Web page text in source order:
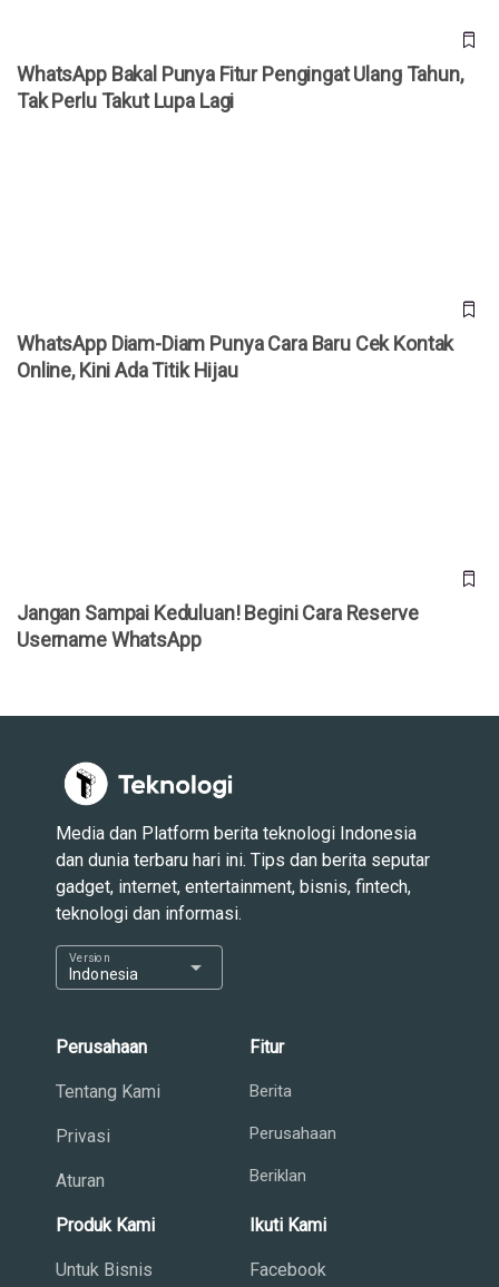
WhatsApp Bakal Punya Fitur Pengingat Ulang Tahun,
Tak Perlu Takut Lupa Lagi
WhatsApp Diam-Diam Punya Cara Baru Cek Kontak
Online, Kini Ada Titik Hijau
Jangan Sampai Keduluan! Begini Cara Reserve
Username WhatsApp
Media dan Platform berita teknologi Indonesia
dan dunia terbaru hari ini. Tips dan berita seputar
gadget, internet, entertainment, bisnis, fintech,
teknologi dan informasi.
Indonesia
Version arrow_drop_down
Perusahaan
Tentang Kami
Privasi
Aturan
Fitur
Berita
Perusahaan
Beriklan
Produk Kami
Untuk Bisnis
Ikuti Kami
Facebook